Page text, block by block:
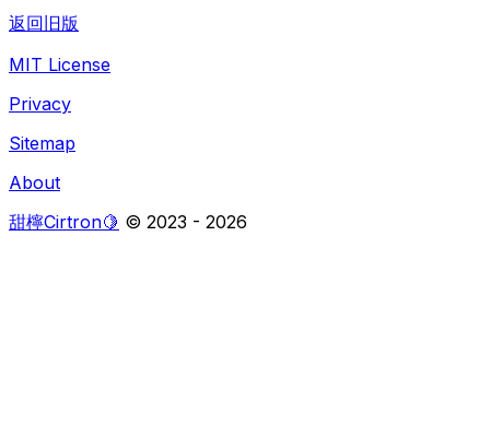
返回旧版
MIT License
Privacy
Sitemap
About
甜檸Cirtron🍋 © 2023 - 2026